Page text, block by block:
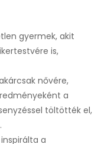
gyermek, akit
is,
nővére,
a
töltötték el,
a